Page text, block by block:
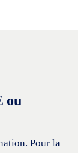
ou
Pour la